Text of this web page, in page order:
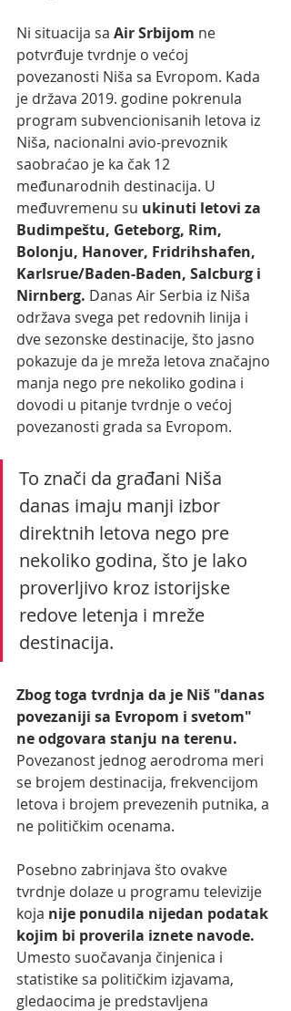
Ni situacija sa Air Srbijom ne
potvrđuje tvrdnje o većoj
povezanosti Niša sa Evropom. Kada
je država 2019. godine pokrenula
program subvencionisanih letova iz
Niša, nacionalni avio-prevoznik
saobraćao je ka čak 12
međunarodnih destinacija. U
međuvremenu su ukinuti letovi za
Budimpeštu, Geteborg, Rim,
Bolonju, Hanover, Fridrihshafen,
Karlsrue/Baden-Baden, Salcburg i
Nirnberg. Danas Air Serbia iz Niša
održava svega pet redovnih linija i
dve sezonske destinacije, što jasno
pokazuje da je mreža letova značajno
manja nego pre nekoliko godina i
dovodi u pitanje tvrdnje o većoj
povezanosti grada sa Evropom.
To znači da građani Niša
danas imaju manji izbor
direktnih letova nego pre
nekoliko godina, što je lako
proverljivo kroz istorijske
redove letenja i mreže
destinacija.
Zbog toga tvrdnja da je Niš "danas
povezaniji sa Evropom i svetom"
ne odgovara stanju na terenu.
Povezanost jednog aerodroma meri
se brojem destinacija, frekvencijom
letova i brojem prevezenih putnika, a
ne političkim ocenama.
Posebno zabrinjava što ovakve
tvrdnje dolaze u programu televizije
koja nije ponudila nijedan podatak
kojim bi proverila iznete navode.
Umesto suočavanja činjenica i
statistike sa političkim izjavama,
gledaocima je predstavljena